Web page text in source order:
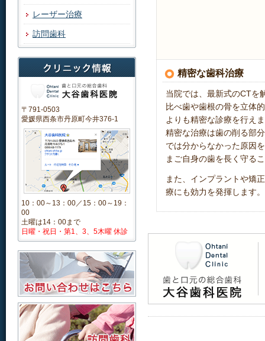
精密な歯科治療
当院では、最新式のCTを
比べ歯や歯根の骨を立体
よりも精密な診療を行え
精密な治療は歯の削る部
では分からなかった原因
まご自身の歯を長く守る
また、インプラントや矯
療にも効力を発揮します。
レーザー治療
訪問歯科
〒791-0503
愛媛県西条市丹原町今井376-1
10：00～13：00／15：00～19：
00
土曜は14：00まで
日曜・祝日・第1、3、5木曜 休診